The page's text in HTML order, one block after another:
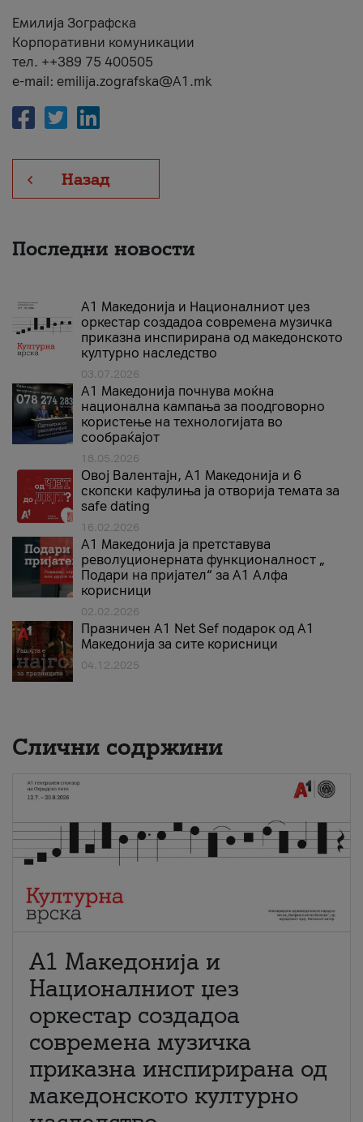
Емилија Зографска
Корпоративни комуникации
тел. ++389 75 400505
e-mail: emilija.zografska@A1.mk
Назад
Последни новости
А1 Македонија и Националниот џез
оркестар создадоа современа музичка
приказна инспирирана од македонското
културно наследство
03.07.2026
A1 Македонија почнува моќна
национална кампања за поодговорно
користење на технологијата во
сообраќајот
18.05.2026
Овој Валентајн, A1 Македонија и 6
скопски кафулиња ја отворија темата за
safe dating
16.02.2026
А1 Македонија ја претставува
револуционерната функционалност „
Подари на пријател“ за А1 Алфа
корисници
02.02.2026
Празничен A1 Net Sеf подарок од А1
Македонија за сите корисници
04.12.2025
Слични содржини
А1 Македонија и
Националниот џез
оркестар создадоа
современа музичка
приказна инспирирана од
македонското културно